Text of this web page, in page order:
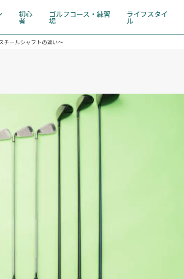
初心
者
ゴルフコース・練習
場
ライフスタイ
ル
チールシャフトの違い～